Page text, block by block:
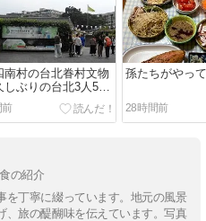
南村の台北眷村文物
しぶりの台北3人5泊
5/1
前
孫たちがやっ
28時間前
の紹介
を丁寧に綴っています。地元の風景
、旅の醍醐味を伝えています。写真